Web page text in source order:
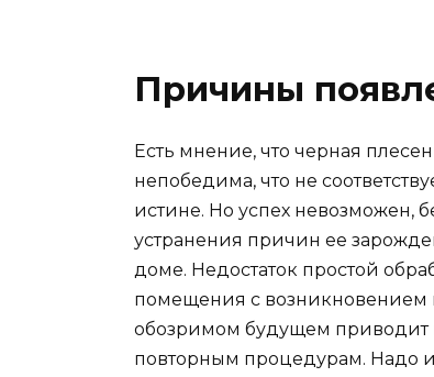
Причины
Есть мнение, что черная
непобедима, что не
истине. Но успех невозможен,
устранения причин ее
доме. Недостаток простой
помещения с возникновением
обозримом будущем приводит
повторным процедурам. Надо